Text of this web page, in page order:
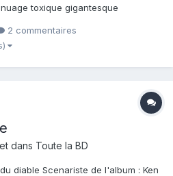
toxique gigantesque
isolée tenue par Madeleine,
à la baguette, y compri...
2 commentaires
dans Toute la BD
diable Scenariste de l'album : Ken